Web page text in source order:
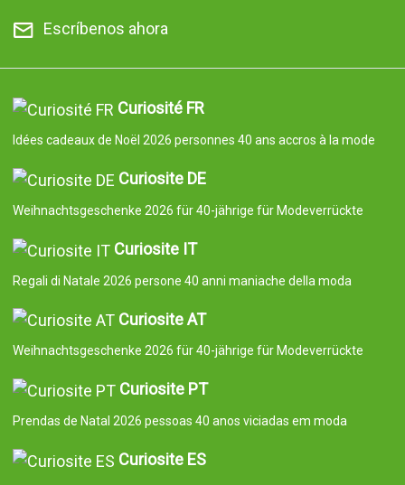
Escríbenos ahora
Curiosité FR
Idées cadeaux de Noël 2026 personnes 40 ans accros à la mode
Curiosite DE
Weihnachtsgeschenke 2026 für 40-jährige für Modeverrückte
Curiosite IT
Regali di Natale 2026 persone 40 anni maniache della moda
Curiosite AT
Weihnachtsgeschenke 2026 für 40-jährige für Modeverrückte
Curiosite PT
Prendas de Natal 2026 pessoas 40 anos viciadas em moda
Curiosite ES